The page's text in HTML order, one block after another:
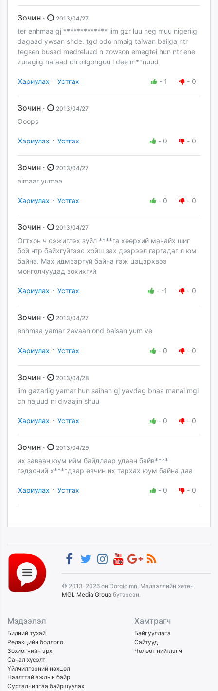
Зочин · 2013/04/27
ter enhmaa gj ************* iim gzr luu neg muu nigeriig
dagaad ywsan shde. tgd odo nmaig taiwan bailga ntr
tegsen busad medreluud n zowson emegtei hun ntr ene
zuragiig haraad ch oilgohguu l dee m**nuud
Хариулах · Устгах - 1 - 0
Зочин · 2013/04/27
Ooops
Хариулах · Устгах - 0 - 0
Зочин · 2013/04/27
aimaar yumaa
Хариулах · Устгах - 0 - 0
Зочин · 2013/04/27
Огтхон ч сэжиглэх зүйл ****га хөөрхий манайх шиг
бой нтр байхгүйгээс хойш зах дээрээл гаргадаг л юм
байна. Мах идмээргүй байна гэж цэцэрхвээ
монголчуудад зохихгүй
Хариулах · Устгах - -1 - 0
Зочин · 2013/04/27
enhmaa yamar zavaan ond baisan yum ve
Хариулах · Устгах - 0 - 0
Зочин · 2013/04/28
iim gazariig yamar hun saihan gj yavdag bnaa manai mgl
ch hajuud ni divaajin shuu
Хариулах · Устгах - 0 - 0
Зочин · 2013/04/29
их заваан юум ийм байдлаар удаан байв****
гэдэсний х****двар өвчин их тархах юум байна даа
Хариулах · Устгах - 0 - 0
© 2013-2026 он Dorgio.mn, Мэдээллийн хөтөч
MGL Media Group бүтээсэн.
Мэдээлэл
Бидний тухай
Редакцийн бодлого
Зохиогчийн эрх
Санал хүсэлт
Үйлчилгээний нөхцөл
Нээлттэй ажлын байр
Сурталчилгаа байршуулах
Хамтрагч
Байгууллага
Сайтууд
Чөлөөт нийтлэгч